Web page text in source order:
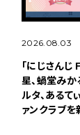
2026.08.03
「にじさんじ
星、蝸堂みか
ルタ、あるて
ァンクラブを